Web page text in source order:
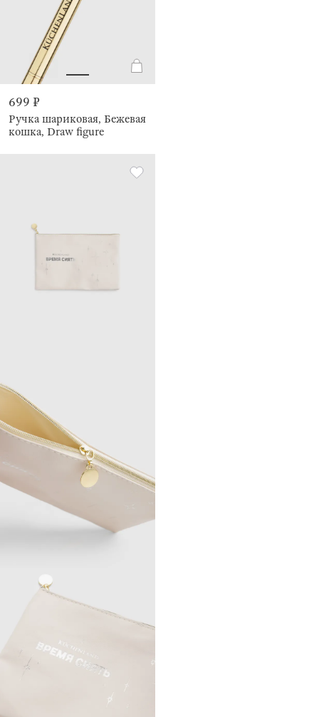
699 ₽
Ручка шариковая, Бежевая
кошка, Draw figure